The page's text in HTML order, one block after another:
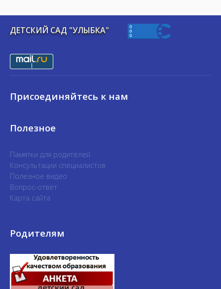
ДЕТСКИЙ САД "УЛЫБКА"
Присоединяйтесь к нам
Полезное
Памятки для родителей
Консультации специалистов
Полезное видео
Вопрос-ответ
Карта сайта
Родителям